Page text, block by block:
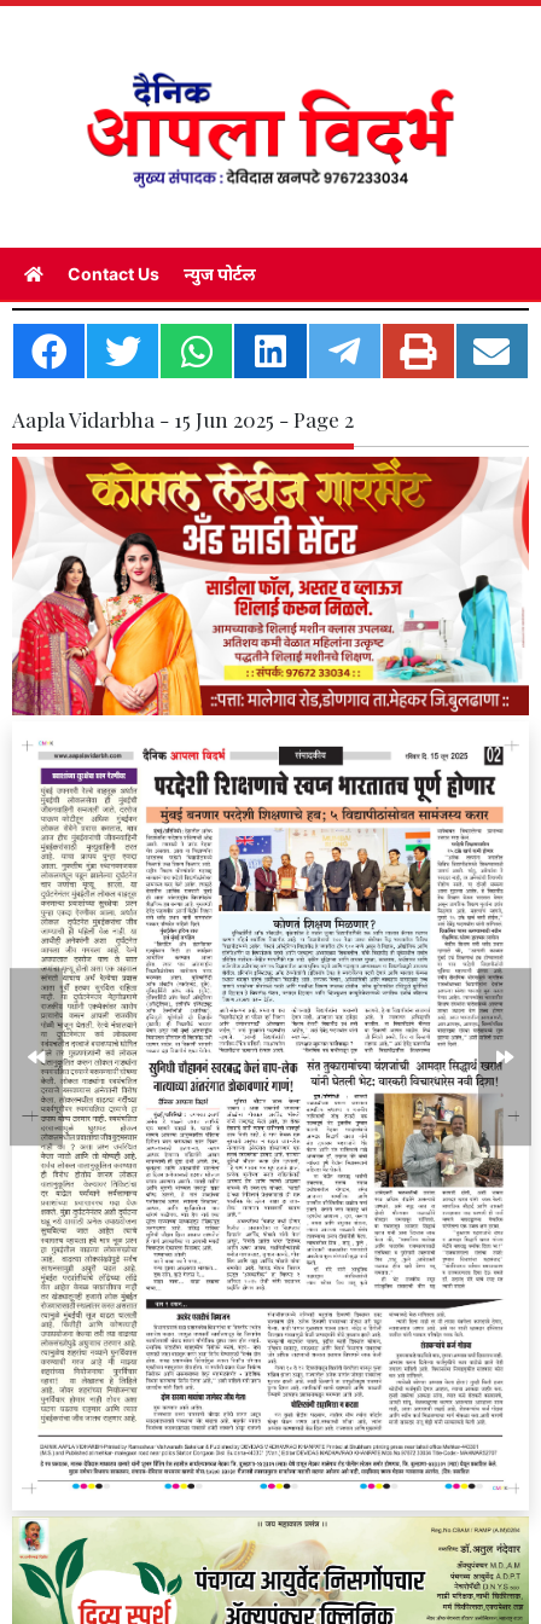
Contact Us न्युज पोर्टल
Aapla Vidarbha - 15 Jun 2025 - Page 2